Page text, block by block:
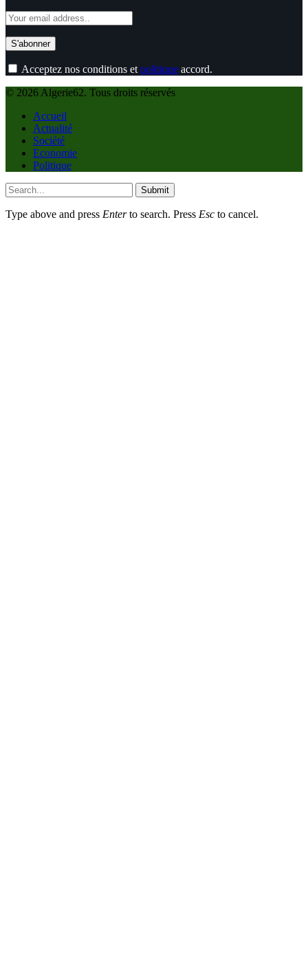
Acceptez nos conditions et politique accord.
© 2026 Algerie62. Tous droits réservés
Accueil
Actualité
Société
Economie
Politique
Submit
Type above and press Enterto search. Press Esc to cancel.